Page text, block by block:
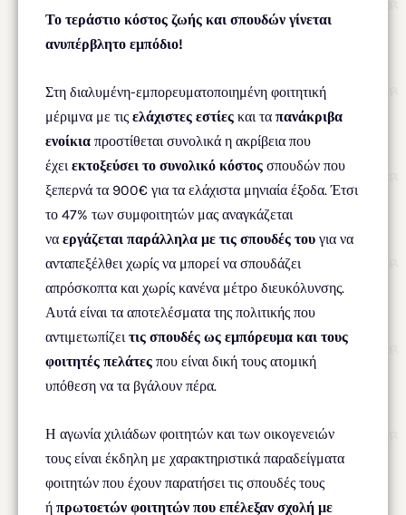
Το τεράστιο κόστος ζωής και σπουδών γίνεται
ανυπέρβλητο εμπόδιο!
Στη διαλυμένη-εμπορευματοποιημένη φοιτητική
μέριμνα με τις ελάχιστες εστίες και τα πανάκριβα
ενοίκια προστίθεται συνολικά η ακρίβεια που
έχειεκτοξεύσει το συνολικό κόστος σπουδών που
ξεπερνά τα 900€ για τα ελάχιστα μηνιαία έξοδα. Έτσι
το 47% των συμφοιτητών μας αναγκάζεται
να εργάζεται παράλληλα με τις σπουδές του για να
ανταπεξέλθει χωρίς να μπορεί να σπουδάζει
απρόσκοπτα και χωρίς κανένα μέτρο διευκόλυνσης.
Αυτά είναι τα αποτελέσματα της πολιτικής που
αντιμετωπίζειτις σπουδές ως εμπόρευμα και τους
φοιτητές πελάτες που είναι δική τους ατομική
υπόθεση να τα βγάλουν πέρα.
Η αγωνία χιλιάδων φοιτητών και των οικογενειών
τους είναι έκδηλη με χαρακτηριστικά παραδείγματα
φοιτητών που έχουν παρατήσει τις σπουδές τους
ή πρωτοετών φοιτητών που επέλεξαν σχολή με